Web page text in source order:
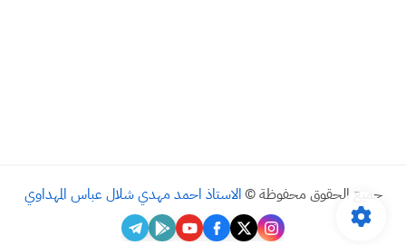
جميع الحقوق محفوظة © الاستاذ احمد مهدي شلال عباس المهداوي